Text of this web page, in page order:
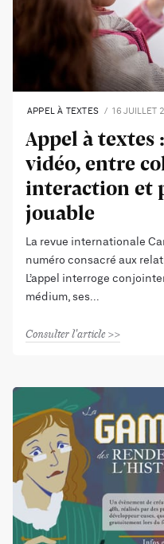
APPEL À TEXTES 16 JUILLET
Appel à textes
vidéo, entre
interaction et
jouable
La revue internationale
numéro consacré aux
L’appel interroge
médium, ses
Consulter l'article